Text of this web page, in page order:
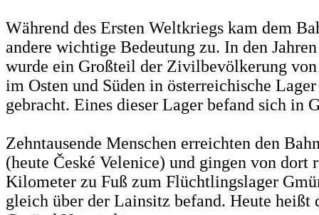
Während des Ersten Weltkriegs kam dem
andere wichtige Bedeutung zu. In den
wurde ein Großteil der Zivilbevölkerung
im Osten und Süden in österreichische
gebracht. Eines dieser Lager befand sich in
Zehntausende Menschen erreichten den
(heute České Velenice) und gingen von dort
Kilometer zu Fuß zum Flüchtlingslager
gleich über der Lainsitz befand. Heute heißt